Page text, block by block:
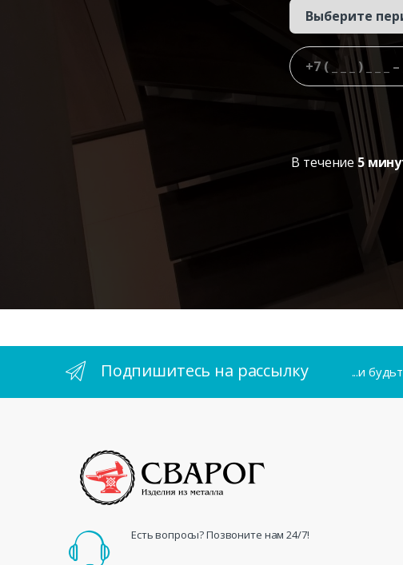
В течение5
Подпишитесь на рассылку ...и
Есть вопросы? Позвоните нам 24/7!